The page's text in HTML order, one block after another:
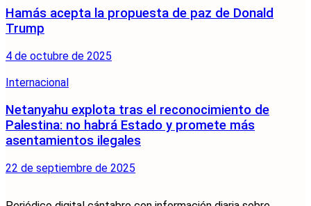
Hamás acepta la propuesta de paz de Donald
Trump
4 de octubre de 2025
Internacional
Netanyahu explota tras el reconocimiento de
Palestina: no habrá Estado y promete más
asentamientos ilegales
22 de septiembre de 2025